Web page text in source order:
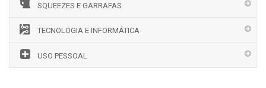
SQUEEZES E GARRAFAS
TECNOLOGIA E INFORMÁTICA
USO PESSOAL